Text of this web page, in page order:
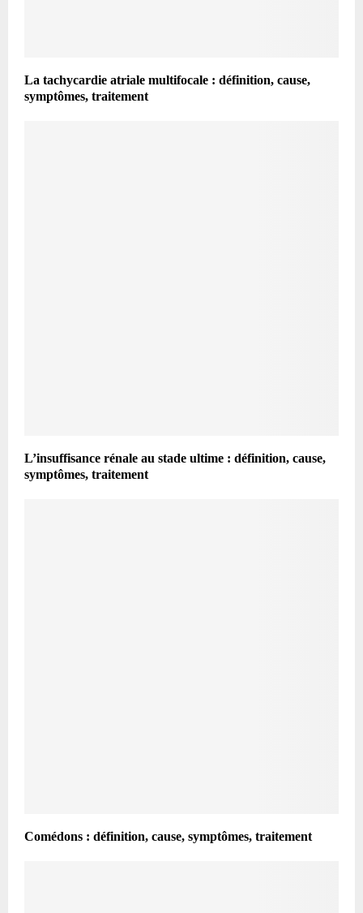
La tachycardie atriale multifocale : définition, cause,
symptômes, traitement
L’insuffisance rénale au stade ultime : définition, cause,
symptômes, traitement
Comédons : définition, cause, symptômes, traitement